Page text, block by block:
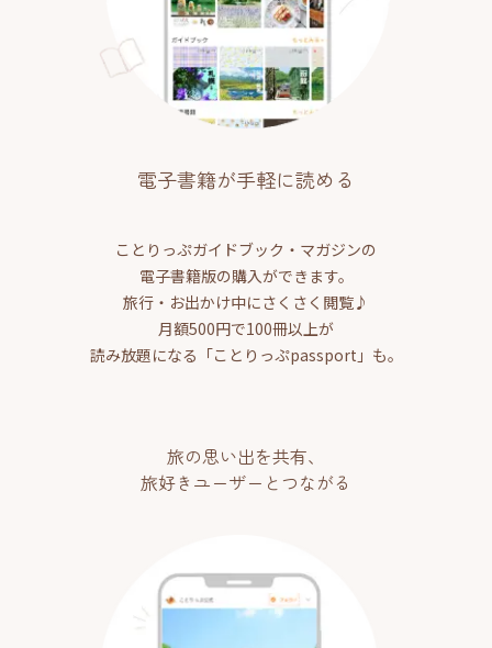
電子書籍が手軽に読める
ことりっぷガイドブック・マガジンの
電子書籍版の購入ができます。
旅行・お出かけ中にさくさく閲覧♪
月額500円で100冊以上が
読み放題になる「ことりっぷpassport」も。
旅の思い出を共有、
旅好きユーザーとつながる